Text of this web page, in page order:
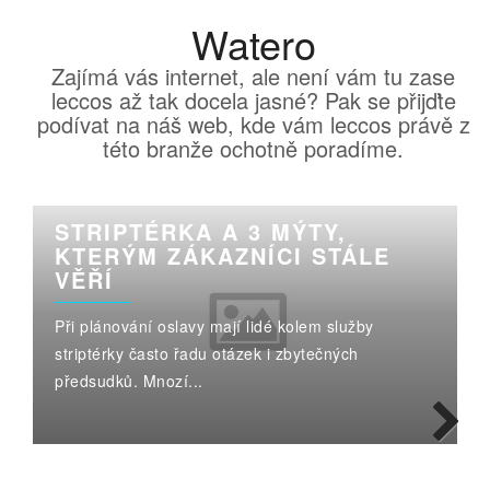
Watero
Zajímá vás internet, ale není vám tu zase
leccos až tak docela jasné? Pak se přijďte
podívat na náš web, kde vám leccos právě z
této branže ochotně poradíme.
STRIPTÉRKA A 3 MÝTY,
KTERÝM ZÁKAZNÍCI STÁLE
VĚŘÍ
Při plánování oslavy mají lidé kolem služby
striptérky často řadu otázek i zbytečných
předsudků. Mnozí...